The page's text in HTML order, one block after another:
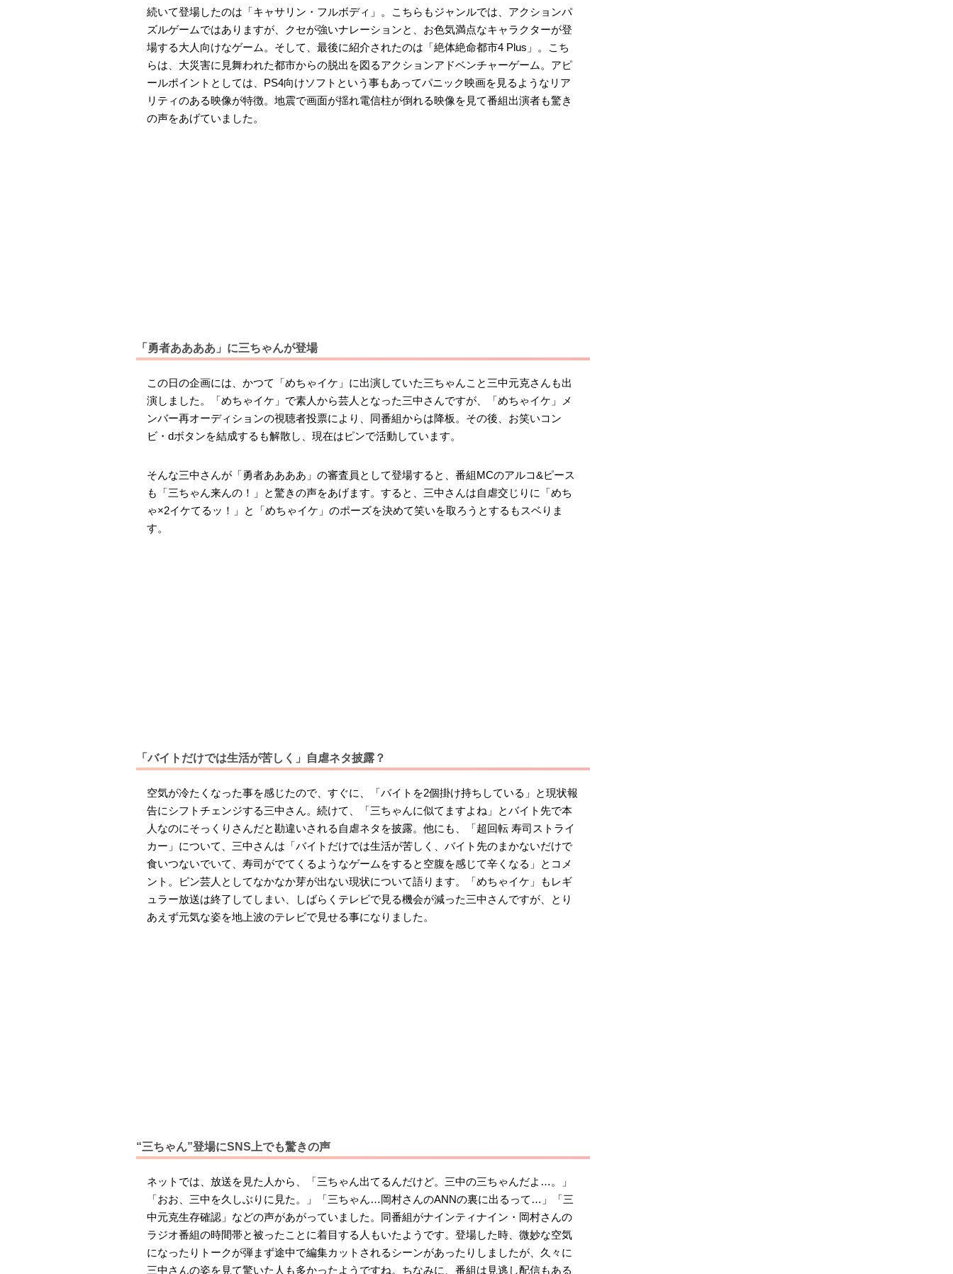
続いて登場したのは「キャサリン・フルボディ」。こちらもジャンルでは、アクションパ
ズルゲームではありますが、クセが強いナレーションと、お色気満点なキャラクターが登
場する大人向けなゲーム。そして、最後に紹介されたのは「絶体絶命都市4 Plus」。こち
らは、大災害に見舞われた都市からの脱出を図るアクションアドベンチャーゲーム。アピ
ールポイントとしては、PS4向けソフトという事もあってパニック映画を見るようなリア
リティのある映像が特徴。地震で画面が揺れ電信柱が倒れる映像を見て番組出演者も驚き
の声をあげていました。
「勇者ああああ」に三ちゃんが登場
この日の企画には、かつて「めちゃイケ」に出演していた三ちゃんこと三中元克さんも出
演しました。「めちゃイケ」で素人から芸人となった三中さんですが、「めちゃイケ」メ
ンバー再オーディションの視聴者投票により、同番組からは降板。その後、お笑いコン
ビ・dボタンを結成するも解散し、現在はピンで活動しています。
そんな三中さんが「勇者ああああ」の審査員として登場すると、番組MCのアルコ&ピース
も「三ちゃん来んの！」と驚きの声をあげます。すると、三中さんは自虐交じりに「めち
ゃ×2イケてるッ！」と「めちゃイケ」のポーズを決めて笑いを取ろうとするもスベりま
す。
「バイトだけでは生活が苦しく」自虐ネタ披露？
空気が冷たくなった事を感じたので、すぐに、「バイトを2個掛け持ちしている」と現状報
告にシフトチェンジする三中さん。続けて、「三ちゃんに似てますよね」とバイト先で本
人なのにそっくりさんだと勘違いされる自虐ネタを披露。他にも、「超回転 寿司ストライ
カー」について、三中さんは「バイトだけでは生活が苦しく、バイト先のまかないだけで
食いつないでいて、寿司がでてくるようなゲームをすると空腹を感じて辛くなる」とコメ
ント。ピン芸人としてなかなか芽が出ない現状について語ります。「めちゃイケ」もレギ
ュラー放送は終了してしまい、しばらくテレビで見る機会が減った三中さんですが、とり
あえず元気な姿を地上波のテレビで見せる事になりました。
“三ちゃん”登場にSNS上でも驚きの声
ネットでは、放送を見た人から、「三ちゃん出てるんだけど。三中の三ちゃんだよ…。」
「おお、三中を久しぶりに見た。」「三ちゃん…岡村さんのANNの裏に出るって…」「三
中元克生存確認」などの声があがっていました。同番組がナインティナイン・岡村さんの
ラジオ番組の時間帯と被ったことに着目する人もいたようです。登場した時、微妙な空気
になったりトークが弾まず途中で編集カットされるシーンがあったりしましたが、久々に
三中さんの姿を見て驚いた人も多かったようですね。ちなみに、番組は見逃し配信もある